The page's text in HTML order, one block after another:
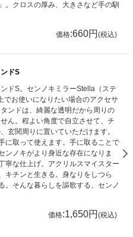
。クロスの厚み、大きさなど手の馴
価格:660円 (税込)
ドS
ドS。センノキミラーStella（ステ
でお使いになりたい場合のアクセサ
ンドは、綺麗な透明だから周りの
ん。程よい角度で自立させて、チ
玄関周りに置いていただけます。
に取って使えます。手に取ることで
ンノキがより身近な存在になりま
寧な仕上げ。アクリルスマイスター
キチンと生きる。身なりをしつら
。そんな暮らしを謳歌する、センノ
価格:1,650円 (税込)